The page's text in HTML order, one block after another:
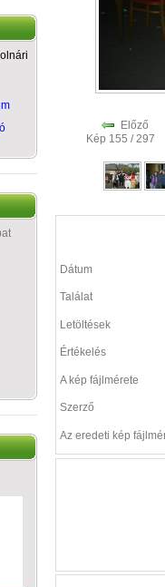
Előző
Kép 155 / 297
Dátum
Találat
Letöltések
Értékelés
A kép fájlmérete
Szerző
Az eredeti kép